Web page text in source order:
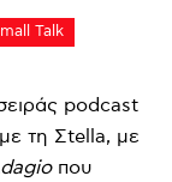
Talk
podcast
τη Σtella, με
που